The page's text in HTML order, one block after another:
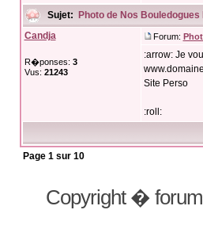
Sujet:
Photo de Nos Bouledogues
Candja
R�ponses: 3
Vus: 21243
Forum:
:arrow: Je
Site Perso
:roll:
Page 1sur 10
Copyright �